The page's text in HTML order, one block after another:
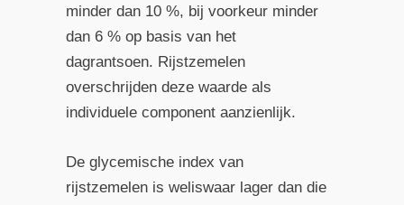
minder dan 10 %, bij voorkeur minder
dan 6 % op basis van het
dagrantsoen. Rijstzemelen
overschrijden deze waarde als
individuele component aanzienlijk.
De glycemische index van
rijstzemelen is weliswaar lager dan die